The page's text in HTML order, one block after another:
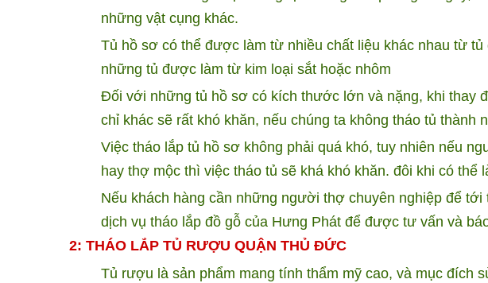
những vật cụng khác.
Tủ hồ sơ có thể được làm từ nhiều chất liệu khác nhau từ
những tủ được làm từ kim loại sắt hoặc nhôm
Đối với những tủ hồ sơ có kích thước lớn và nặng, khi thay
chỉ khác sẽ rất khó khăn, nếu chúng ta không tháo tủ thành
Việc tháo lắp tủ hồ sơ không phải quá khó, tuy nhiên nếu
hay thợ mộc thì việc tháo tủ sẽ khá khó khăn. đôi khi có thể
Nếu khách hàng cần những người thợ chuyên nghiệp để
dịch vụ tháo lắp đồ gỗ của Hưng Phát để được tư vấn và
2: THÁO LẮP TỦ RƯỢU QUẬN THỦ ĐỨC
Tủ rượu là sản phẩm mang tính thẩm mỹ cao, và mục đích